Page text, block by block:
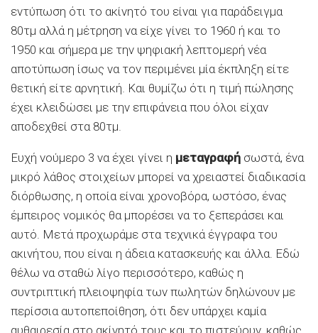
εντύπωση ότι το ακίνητό του είναι για παράδειγμα
80τμ αλλά η μέτρηση να είχε γίνει το 1960 ή και το
1950 και σήμερα με την ψηφιακή λεπτομερή νέα
αποτύπωση ίσως να τον περιμένει μία έκπληξη είτε
θετική είτε αρνητική. Και θυμίζω ότι η τιμή πώλησης
έχει κλειδώσει με την επιφάνεια που όλοι είχαν
αποδεχθεί στα 80τμ.
Ευχή νούμερο 3 να έχει γίνει η μεταγραφή σωστά, ένα
μικρό λάθος στοιχείων μπορεί να χρειαστεί διαδικασία
διόρθωσης, η οποία είναι χρονοβόρα, ωστόσο, ένας
έμπειρος νομικός θα μπορέσει να το ξεπεράσει και
αυτό. Μετά προχωράμε στα τεχνικά έγγραφα του
ακινήτου, που είναι η άδεια κατασκευής και άλλα. Εδώ
θέλω να σταθώ λίγο περισσότερο, καθώς η
συντριπτική πλειοψηφία των πωλητών δηλώνουν με
περίσσια αυτοπεποίθηση, ότι δεν υπάρχει καμία
αυθαιρεσία στο ακίνητό τους και το πιστεύουν, καθώς